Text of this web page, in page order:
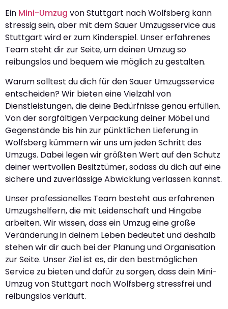
Ein Mini-Umzug von Stuttgart nach Wolfsberg kann
stressig sein, aber mit dem Sauer Umzugsservice aus
Stuttgart wird er zum Kinderspiel. Unser erfahrenes
Team steht dir zur Seite, um deinen Umzug so
reibungslos und bequem wie möglich zu gestalten.
Warum solltest du dich für den Sauer Umzugsservice
entscheiden? Wir bieten eine Vielzahl von
Dienstleistungen, die deine Bedürfnisse genau erfüllen.
Von der sorgfältigen Verpackung deiner Möbel und
Gegenstände bis hin zur pünktlichen Lieferung in
Wolfsberg kümmern wir uns um jeden Schritt des
Umzugs. Dabei legen wir größten Wert auf den Schutz
deiner wertvollen Besitztümer, sodass du dich auf eine
sichere und zuverlässige Abwicklung verlassen kannst.
Unser professionelles Team besteht aus erfahrenen
Umzugshelfern, die mit Leidenschaft und Hingabe
arbeiten. Wir wissen, dass ein Umzug eine große
Veränderung in deinem Leben bedeutet und deshalb
stehen wir dir auch bei der Planung und Organisation
zur Seite. Unser Ziel ist es, dir den bestmöglichen
Service zu bieten und dafür zu sorgen, dass dein Mini-
Umzug von Stuttgart nach Wolfsberg stressfrei und
reibungslos verläuft.